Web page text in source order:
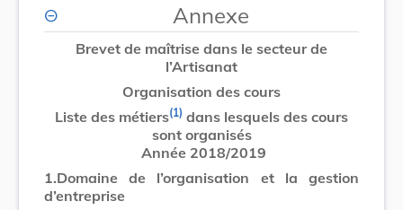
Annexe
Brevet de maîtrise dans le secteur de
l’Artisanat
Organisation des cours
Liste des métiers(1) dans lesquels des cours
sont organisés
Année 2018/2019
1.Domaine de l’organisation et la gestion
d’entreprise